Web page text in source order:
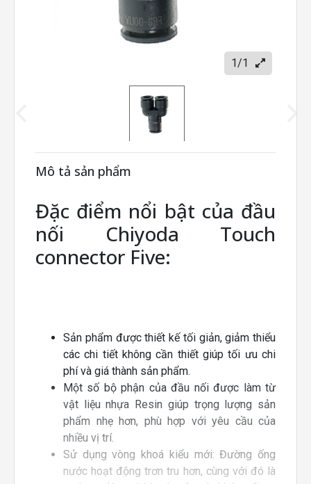
1/1
Mô tả sản phẩm
Đặc điểm nổi bật của đầu
nối Chiyoda Touch
connector Five:
Sản phẩm được thiết kế tối giản, giảm thiểu
các chi tiết không cần thiết giúp tối ưu chi
phí và giá thành sản phẩm.
Một số bộ phận của đầu nối được làm từ
vật liệu nhựa Resin giúp trọng lượng sản
phẩm nhẹ hơn, phù hợp với yêu cầu của
nhiều vị trí.
Sử dụng vòng khoá kiểu mới: Đường ống
nước hoạt động trơn tru hơn, cùng với đó là